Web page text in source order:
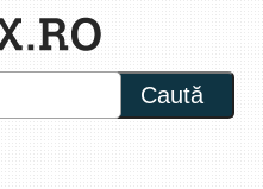
Caută